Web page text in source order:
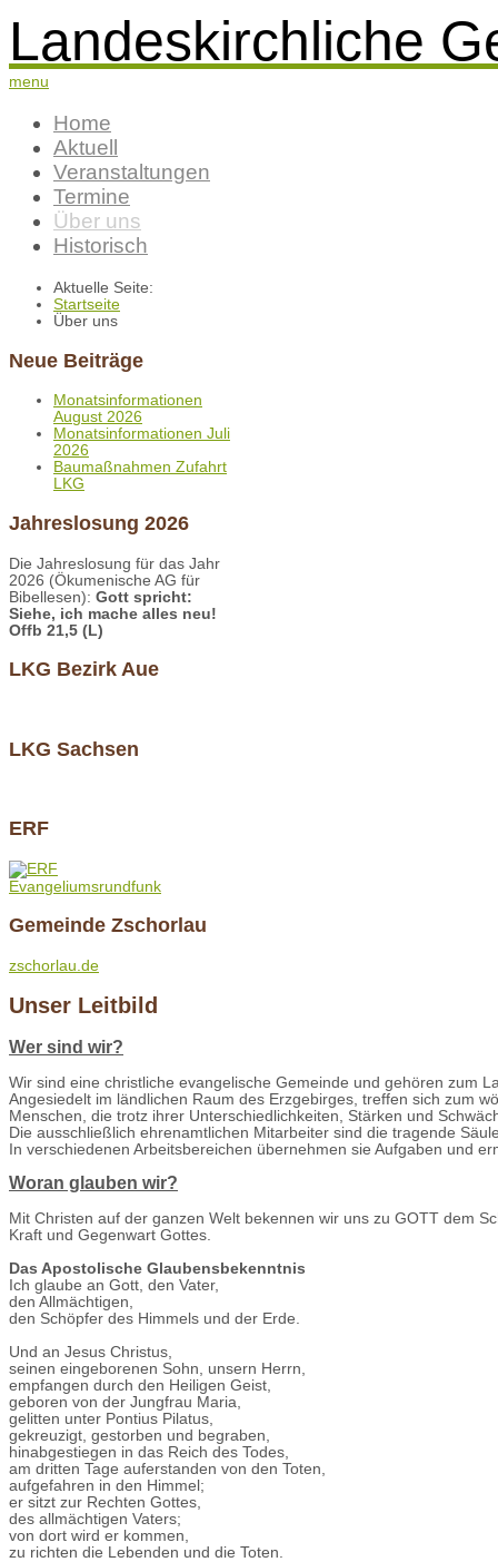
Landeskirchliche
menu
Home
Aktuell
Veranstaltungen
Termine
Über uns
Historisch
Aktuelle Seite:
Startseite
Über uns
Neue Beiträge
Monatsinformationen
August 2026
Monatsinformationen Juli
2026
Baumaßnahmen Zufahrt
LKG
Jahreslosung 2026
Die Jahreslosung für das Jahr
2026 (Ökumenische AG für
Bibellesen): Gott spricht:
Siehe, ich mache alles neu!
Offb 21,5 (L)
LKG Bezirk Aue
LKG Sachsen
ERF
Evangeliumsrundfunk
Gemeinde Zschorlau
zschorlau.de
Unser Leitbild
Wer sind wir?
Wir sind eine christliche evangelische Gemeinde und gehören zum
Angesiedelt im ländlichen Raum des Erzgebirges, treffen sich zum
Menschen, die trotz ihrer Unterschiedlichkeiten, Stärken und
Die ausschließlich ehrenamtlichen Mitarbeiter sind die tragende
In verschiedenen Arbeitsbereichen übernehmen sie Aufgaben und
Woran glauben wir?
Mit Christen auf der ganzen Welt bekennen wir uns zu GOTT dem
Kraft und Gegenwart Gottes.
Das Apostolische Glaubensbekenntnis
Ich glaube an Gott, den Vater,
den Allmächtigen,
den Schöpfer des Himmels und der Erde.
Und an Jesus Christus,
seinen eingeborenen Sohn, unsern Herrn,
empfangen durch den Heiligen Geist,
geboren von der Jungfrau Maria,
gelitten unter Pontius Pilatus,
gekreuzigt, gestorben und begraben,
hinabgestiegen in das Reich des Todes,
am dritten Tage auferstanden von den Toten,
aufgefahren in den Himmel;
er sitzt zur Rechten Gottes,
des allmächtigen Vaters;
von dort wird er kommen,
zu richten die Lebenden und die Toten.